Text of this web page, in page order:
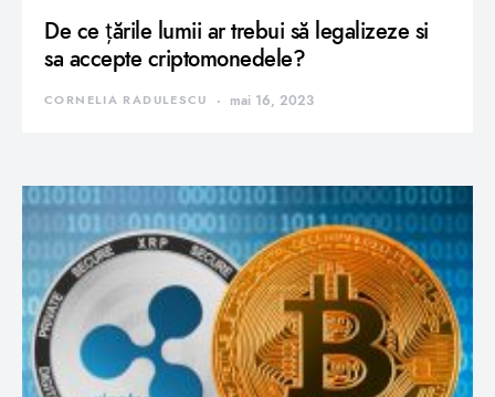
De ce țările lumii ar trebui să legalizeze si
sa accepte criptomonedele?
CORNELIA RADULESCU mai 16, 2023